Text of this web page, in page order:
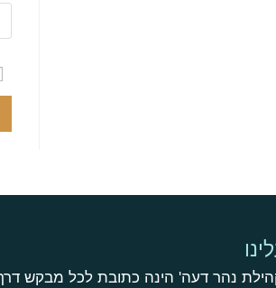
נהר דעה' הינה כתובת לכל מבקש